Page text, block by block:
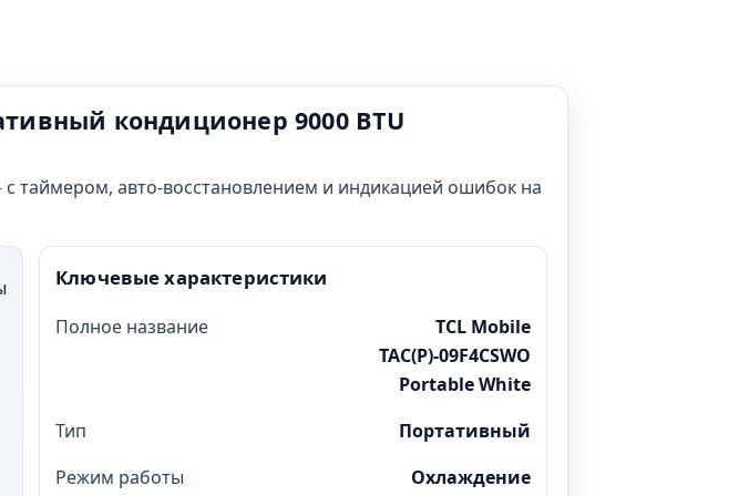
кондиционер 9000 BTU
таймером, авто-восстановлением и индикацией ошибок на
Ключевые характеристики
Полное название
TCL Mobile
TAC(P)-09F4CSWO
Portable White
Тип
Портативный
Режим работы
Охлаждение